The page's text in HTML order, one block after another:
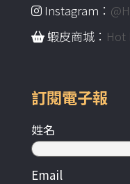
Instagram：
蝦皮商城： Hot
訂閱電子報
姓名
Email